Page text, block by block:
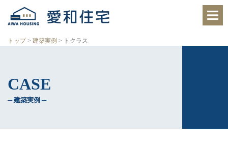
知
県
尾
市
の
トップ> 建築実例 > トクラス
CASE
─ 建築実例 ─